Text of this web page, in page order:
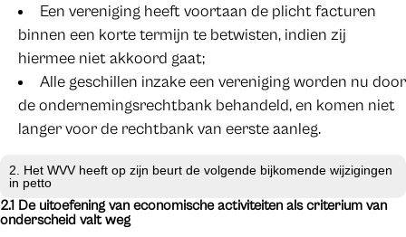
Een vereniging heeft voortaan de plicht facturen
binnen een korte termijn te betwisten, indien zij
hiermee niet akkoord gaat;
Alle geschillen inzake een vereniging worden nu door
de ondernemingsrechtbank behandeld, en komen niet
langer voor de rechtbank van eerste aanleg.
2. Het WVV heeft op zijn beurt de volgende bijkomende wijzigingen
in petto
2.1 De uitoefening van economische activiteiten als criterium van
onderscheid valt weg